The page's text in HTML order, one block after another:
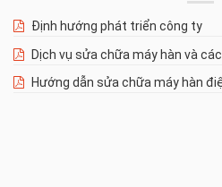
Định hướng phát triển công ty
Dịch vụ sửa chữa máy hàn và
Hướng dẫn sửa chữa máy hàn